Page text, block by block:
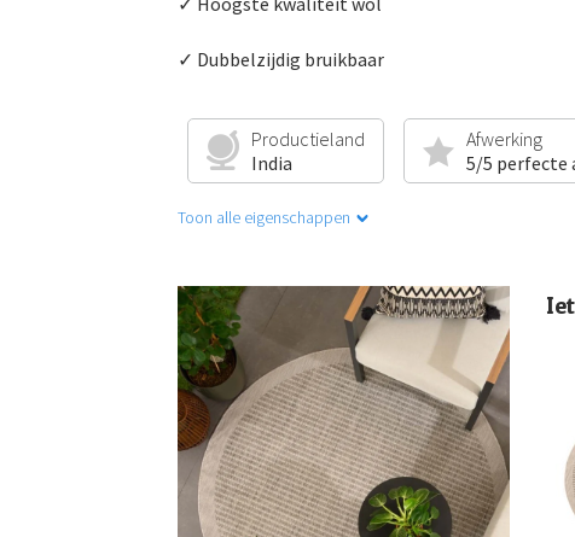
✓ Dubbelzijdig bruikbaar
Productieland
India
Afwerking
5/5 perfecte
Toon alle eigenschappen